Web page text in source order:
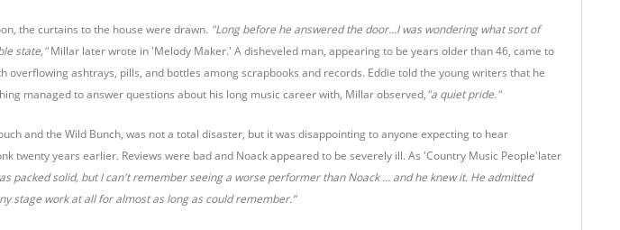
the curtains to the house were drawn. "Long before he answered the door…I was wondering what sort of
state,"Millar later wrote in 'Melody Maker.' A disheveled man, appearing to be years older than 46, came to
ashtrays, pills, and bottles among scrapbooks and records. Eddie told the young writers that he
managed to answer questions about his long music career with, Millar observed,"a quiet pride."
and the Wild Bunch, was not a total disaster, but it was disappointing to anyone expecting to hear
twenty years earlier. Reviews were bad and Noack appeared to be severely ill. As 'Country Music People'later
packed solid, but I can't remember seeing a worse performer than Noack … and he knew it. He admitted
stage work at all for almost as long as could remember.”